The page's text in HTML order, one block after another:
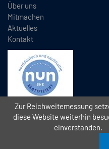
Über uns
Mitmachen
Aktuelles
Kontakt
2026 // Bündnis Eine
Zur Reichweitemessung
diese Website weiterhin
einverstanden.